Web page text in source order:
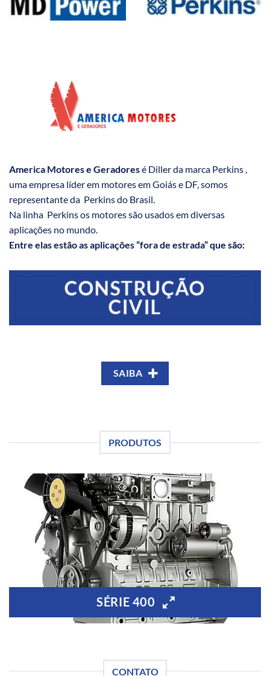
America Motores e Geradoresé Diller da marca Perkins ,
uma empresa líder em motores em Goiás e DF, somos
representante da Perkins do Brasil.
Na linha Perkins os motores são usados em diversas
aplicações no mundo.
Entre elas estão as aplicações “fora de estrada” que são:
CONSTRUÇÃO
CIVIL
SAIBA
PRODUTOS
SÉRIE 400
CONTATO